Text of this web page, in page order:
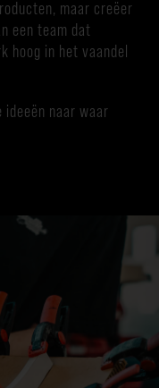
maar creëer
een team dat
hoog in het vaandel
ideeën naar waar